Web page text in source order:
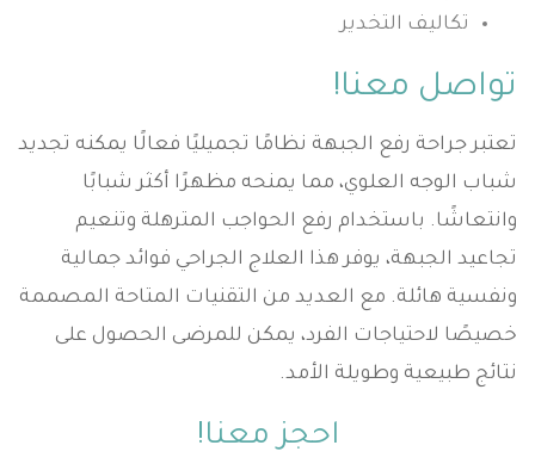
تكاليف التخدير
تواصل معنا!
تعتبر جراحة رفع الجبهة نظامًا تجميليًا فعالًا يمكنه تجديد
شباب الوجه العلوي، مما يمنحه مظهرًا أكثر شبابًا
وانتعاشًا. باستخدام رفع الحواجب المترهلة وتنعيم
تجاعيد الجبهة، يوفر هذا العلاج الجراحي فوائد جمالية
ونفسية هائلة. مع العديد من التقنيات المتاحة المصممة
خصيصًا لاحتياجات الفرد، يمكن للمرضى الحصول على
نتائج طبيعية وطويلة الأمد.
احجز معنا!